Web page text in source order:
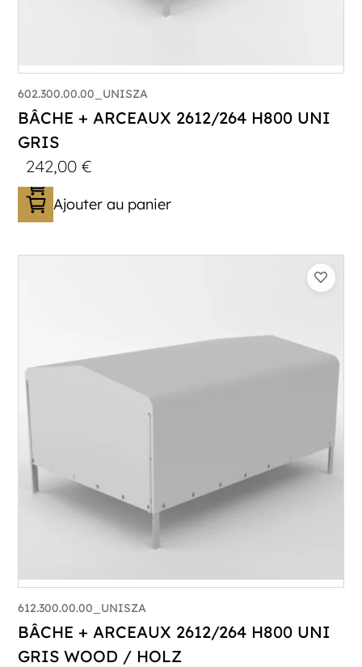
602.300.00.00_UNISZA
BÂCHE + ARCEAUX 2612/264 H800 UNI
GRIS
242,00€
Ajouter au panier
612.300.00.00_UNISZA
BÂCHE + ARCEAUX 2612/264 H800 UNI
GRIS WOOD / HOLZ